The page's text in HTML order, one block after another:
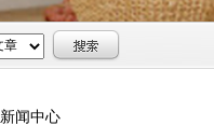
新闻中心